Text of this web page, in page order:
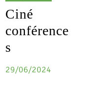
Ciné
conférence
s
29/06/2024